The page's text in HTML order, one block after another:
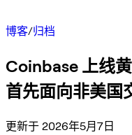
博客/归档
Coinbase 上线
首先面向非美国
更新于 2026年5月7日